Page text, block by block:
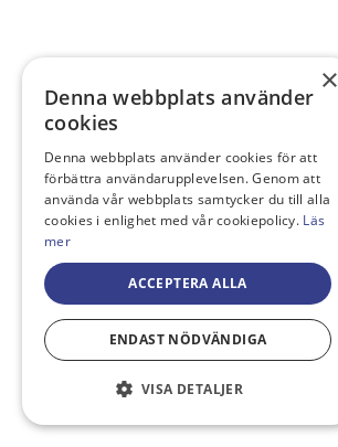
×
Denna webbplats använder
cookies
Denna webbplats använder cookies för att
förbättra användarupplevelsen. Genom att
använda vår webbplats samtycker du till alla
cookies i enlighet med vår cookiepolicy. Läs
mer
ACCEPTERA ALLA
ENDAST NÖDVÄNDIGA
VISA DETALJER